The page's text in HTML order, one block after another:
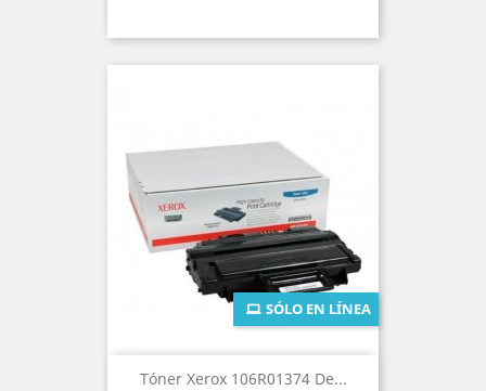
Tóner Xerox 106R01374 De...
SÓLO EN LÍNEA